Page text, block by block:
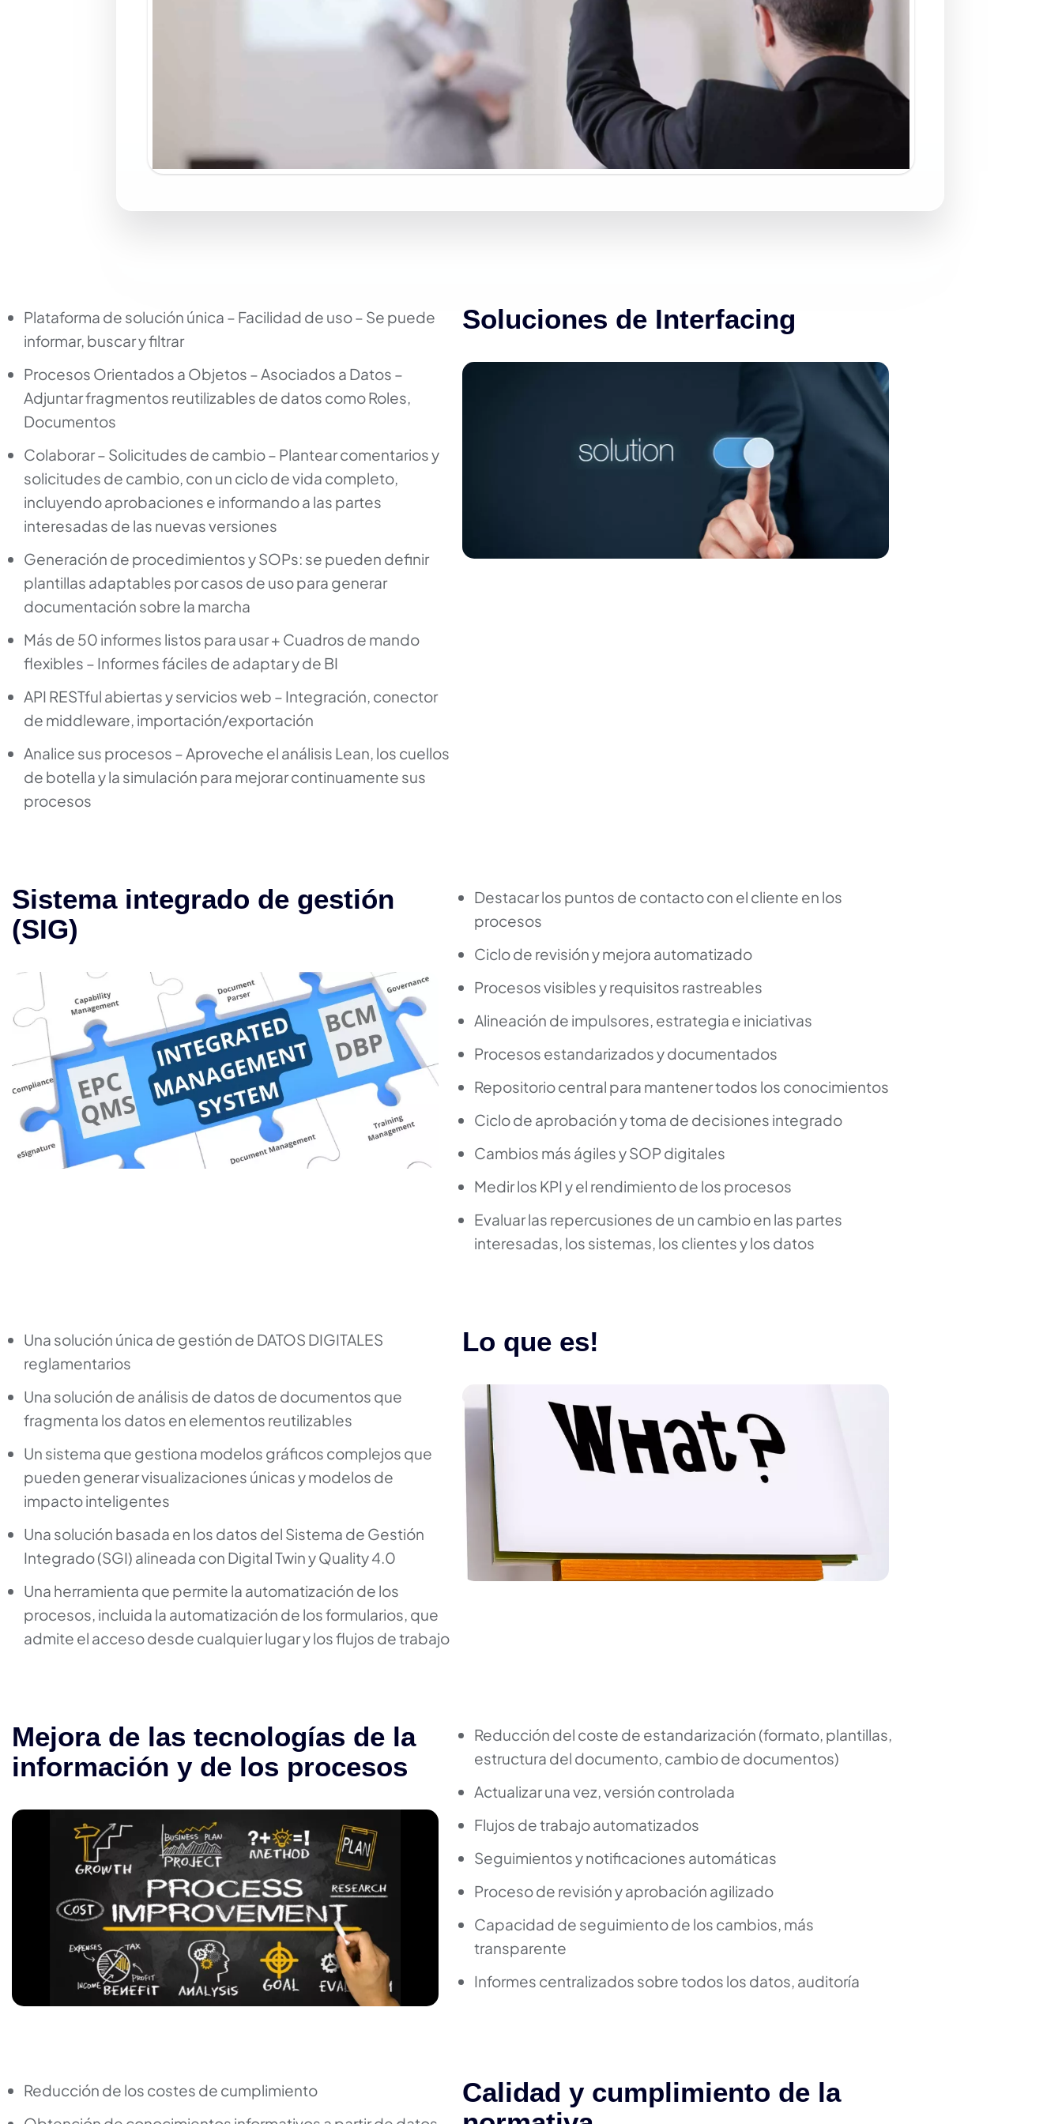
Plataforma de solución única – Facilidad de uso – Se puede
informar, buscar y filtrar
Procesos Orientados a Objetos – Asociados a Datos –
Adjuntar fragmentos reutilizables de datos como Roles,
Documentos
Colaborar – Solicitudes de cambio – Plantear comentarios y
solicitudes de cambio, con un ciclo de vida completo,
incluyendo aprobaciones e informando a las partes
interesadas de las nuevas versiones
Generación de procedimientos y SOPs: se pueden definir
plantillas adaptables por casos de uso para generar
documentación sobre la marcha
Más de 50 informes listos para usar + Cuadros de mando
flexibles – Informes fáciles de adaptar y de BI
API RESTful abiertas y servicios web – Integración, conector
de middleware, importación/exportación
Analice sus procesos – Aproveche el análisis Lean, los cuellos
de botella y la simulación para mejorar continuamente sus
procesos
Soluciones de Interfacing
Sistema integrado de gestión
(SIG)
Destacar los puntos de contacto con el cliente en los
procesos
Ciclo de revisión y mejora automatizado
Procesos visibles y requisitos rastreables
Alineación de impulsores, estrategia e iniciativas
Procesos estandarizados y documentados
Repositorio central para mantener todos los conocimientos
Ciclo de aprobación y toma de decisiones integrado
Cambios más ágiles y SOP digitales
Medir los KPI y el rendimiento de los procesos
Evaluar las repercusiones de un cambio en las partes
interesadas, los sistemas, los clientes y los datos
Una solución única de gestión de DATOS DIGITALES
reglamentarios
Una solución de análisis de datos de documentos que
fragmenta los datos en elementos reutilizables
Un sistema que gestiona modelos gráficos complejos que
pueden generar visualizaciones únicas y modelos de
impacto inteligentes
Una solución basada en los datos del Sistema de Gestión
Integrado (SGI) alineada con Digital Twin y Quality 4.0
Una herramienta que permite la automatización de los
procesos, incluida la automatización de los formularios, que
admite el acceso desde cualquier lugar y los flujos de trabajo
Lo que es!
Mejora de las tecnologías de la
información y de los procesos
Reducción del coste de estandarización (formato, plantillas,
estructura del documento, cambio de documentos)
Actualizar una vez, versión controlada
Flujos de trabajo automatizados
Seguimientos y notificaciones automáticas
Proceso de revisión y aprobación agilizado
Capacidad de seguimiento de los cambios, más
transparente
Informes centralizados sobre todos los datos, auditoría
Reducción de los costes de cumplimiento
Calidad y cumplimiento de la